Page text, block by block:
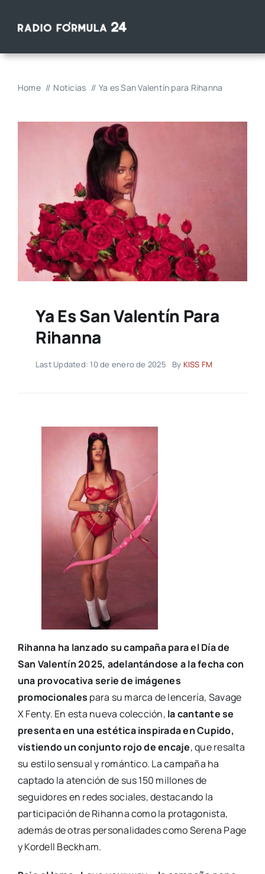
Home Noticias Ya es San Valentín para Rihanna
Ya Es San Valentín Para
Rihanna
Last Updated: 10 de enero de 2025 By KISS FM
Rihanna ha lanzado su campaña para el Día de
San Valentín 2025, adelantándose a la fecha con
una provocativa serie de imágenes
promocionales para su marca de lencería, Savage
X Fenty. En esta nueva colección, la cantante se
presenta en una estética inspirada en Cupido,
vistiendo un conjunto rojo de encaje, que resalta
su estilo sensual y romántico. La campaña ha
captado la atención de sus 150 millones de
seguidores en redes sociales, destacando la
participación de Rihanna como la protagonista,
además de otras personalidades como Serena Page
y Kordell Beckham.